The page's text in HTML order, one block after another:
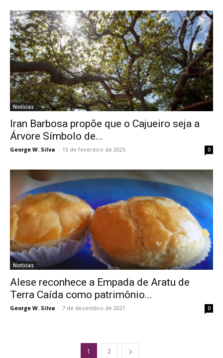
Notícias
Iran Barbosa propõe que o Cajueiro seja a
Árvore Símbolo de...
George W. Silva - 13 de fevereiro de 2025 0
Notícias
Alese reconhece a Empada de Aratu de
Terra Caída como patrimônio...
George W. Silva - 7 de dezembro de 2021 0
1 2